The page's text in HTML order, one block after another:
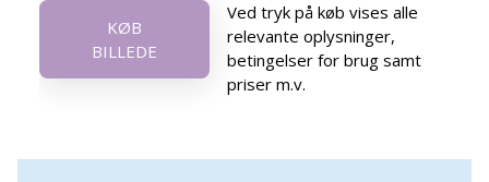
KØB
BILLEDE
Ved tryk på køb vises alle
relevante oplysninger,
betingelser for brug samt
priser m.v.